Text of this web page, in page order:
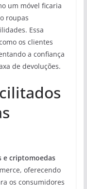
um móvel ficaria
roupas
Essa
os clientes
a confiança
de devoluções.
e criptomoedas
oferecendo
os consumidores